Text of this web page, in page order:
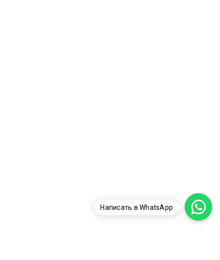
Написать в WhatsApp